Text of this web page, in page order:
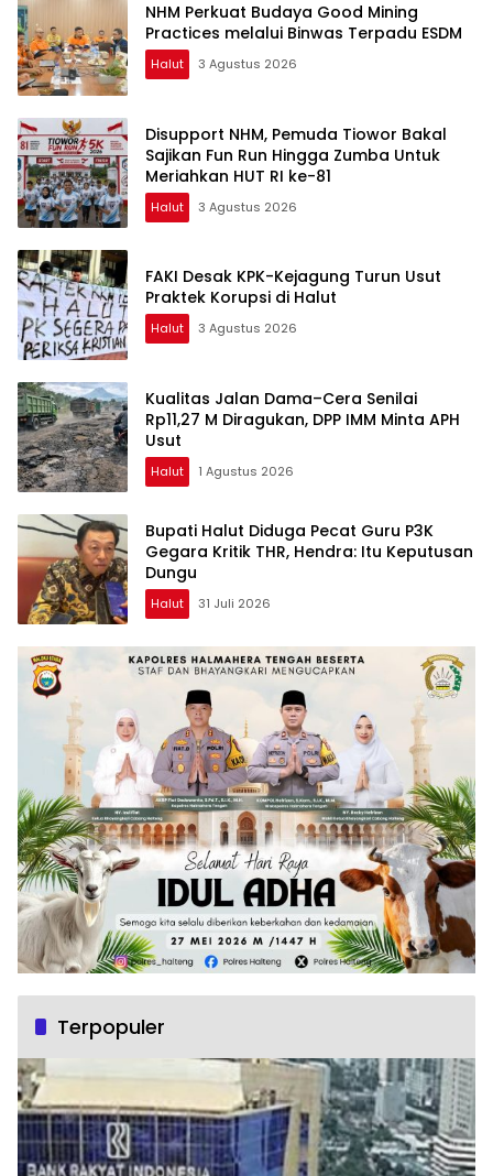
NHM Perkuat Budaya Good Mining
Practices melalui Binwas Terpadu ESDM
Halut 3 Agustus 2026
Disupport NHM, Pemuda Tiowor Bakal
Sajikan Fun Run Hingga Zumba Untuk
Meriahkan HUT RI ke-81
Halut 3 Agustus 2026
FAKI Desak KPK-Kejagung Turun Usut
Praktek Korupsi di Halut
Halut 3 Agustus 2026
Kualitas Jalan Dama–Cera Senilai
Rp11,27 M Diragukan, DPP IMM Minta APH
Usut
Halut 1 Agustus 2026
Bupati Halut Diduga Pecat Guru P3K
Gegara Kritik THR, Hendra: Itu Keputusan
Dungu
Halut 31 Juli 2026
Terpopuler